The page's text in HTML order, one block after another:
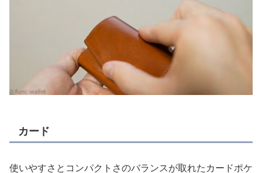
カード
使いやすさとコンパクトさのバランスが取れたカードポケ